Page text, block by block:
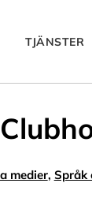
TJÄNSTER
medier, Språk